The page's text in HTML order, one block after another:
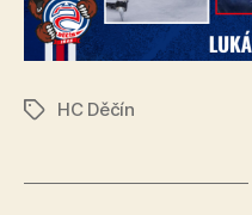
ŠtítkyHC Děčín